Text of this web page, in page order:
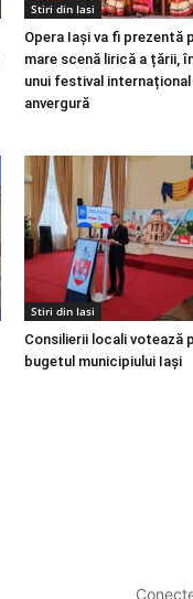
Stiri din Iasi
Opera Iași va fi prezentă
mare scenă lirică a țării,
unui festival internațional
anvergură
Stiri din Iasi
Consilierii locali votează
bugetul municipiului Iași